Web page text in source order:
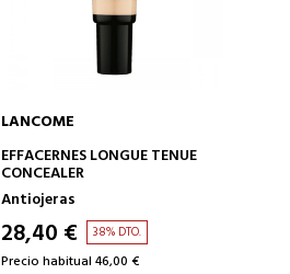
AÑADIR A LA CESTA
LANCOME
EFFACERNES LONGUE TENUE
CONCEALER
Antiojeras
28,40 € 38% DTO.
Precio habitual 46,00 €